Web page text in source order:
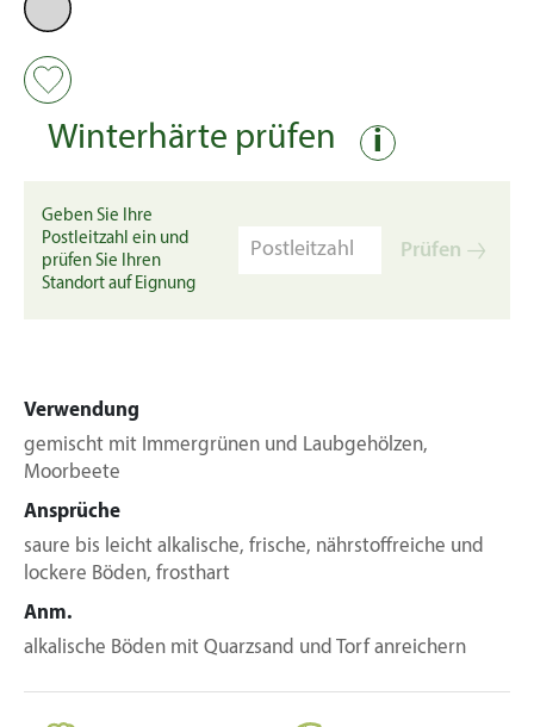
Winterhärte prüfen i
Geben Sie Ihre
Postleitzahl ein und
prüfen Sie Ihren
Standort auf Eignung
Prüfen
Verwendung
gemischt mit Immergrünen und Laubgehölzen,
Moorbeete
Ansprüche
saure bis leicht alkalische, frische, nährstoffreiche und
lockere Böden, frosthart
Anm.
alkalische Böden mit Quarzsand und Torf anreichern